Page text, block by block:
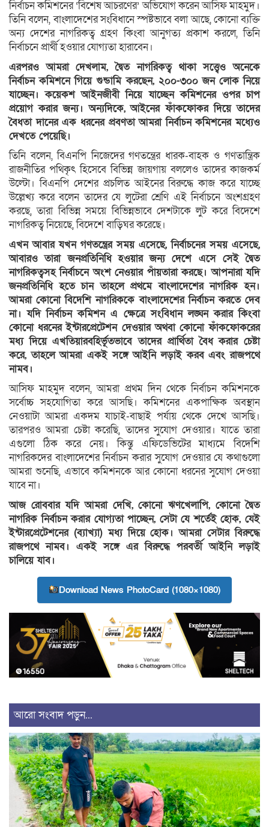
নির্বাচন কমিশনের ‘বিশেষ আচরণের’ অভিযোগ করেন আসিফ মাহমুদ।
তিনি বলেন, বাংলাদেশের সংবিধানে স্পষ্টভাবে বলা আছে, কোনো ব্যক্তি
অন্য দেশের নাগরিকত্ব গ্রহণ কিংবা আনুগত্য প্রকাশ করলে, তিনি
নির্বাচনে প্রার্থী হওয়ার যোগ্যতা হারাবেন।
এরপরও আমরা দেখলাম, দ্বৈত নাগরিকত্ব থাকা সত্ত্বেও অনেকে
নির্বাচন কমিশনে গিয়ে গুন্ডামি করছেন, ২০০-৩০০ জন লোক নিয়ে
যাচ্ছেন। কয়েকশ আইনজীবী নিয়ে যাচ্ছেন কমিশনের ওপর চাপ
প্রয়োগ করার জন্য। অন্যদিকে, আইনের ফাঁকফোকর দিয়ে তাদের
বৈধতা দানের এক ধরনের প্রবণতা আমরা নির্বাচন কমিশনের মধ্যেও
দেখতে পেয়েছি।
তিনি বলেন, বিএনপি নিজেদের গণতন্ত্রের ধারক-বাহক ও গণতান্ত্রিক
রাজনীতির পথিকৃৎ হিসেবে বিভিন্ন জায়গায় বললেও তাদের কাজকর্ম
উল্টো। বিএনপি দেশের প্রচলিত আইনের বিরুদ্ধে কাজ করে যাচ্ছে
উল্লেখ্য করে বলেন তাদের যে লুটেরা শ্রেণি এই নির্বাচনে অংশগ্রহণ
করছে, তারা বিভিন্ন সময়ে বিভিন্নভাবে দেশটাকে লুট করে বিদেশে
নাগরিকত্ব নিয়েছে, বিদেশে বাড়িঘর করেছে।
এখন আবার যখন গণতন্ত্রের সময় এসেছে, নির্বাচনের সময় এসেছে,
আবারও তারা জনপ্রতিনিধি হওয়ার জন্য দেশে এসে সেই দ্বৈত
নাগরিকত্বসহ নির্বাচনে অংশ নেওয়ার পাঁয়তারা করছে। আপনারা যদি
জনপ্রতিনিধি হতে চান তাহলে প্রথমে বাংলাদেশের নাগরিক হন।
আমরা কোনো বিদেশি নাগরিককে বাংলাদেশের নির্বাচন করতে দেব
না। যদি নির্বাচন কমিশন এ ক্ষেত্রে সংবিধান লঙ্ঘন করার কিংবা
কোনো ধরনের ইন্টারপ্রেটেশন দেওয়ার অথবা কোনো ফাঁকফোকরের
মধ্য দিয়ে এখতিয়ারবহির্ভূতভাবে তাদের প্রার্থিতা বৈধ করার চেষ্টা
করে, তাহলে আমরা একই সঙ্গে আইনি লড়াই করব এবং রাজপথে
নামব।
আসিফ মাহমুদ বলেন, আমরা প্রথম দিন থেকে নির্বাচন কমিশনকে
সর্বোচ্চ সহযোগিতা করে আসছি। কমিশনের একপাক্ষিক অবস্থান
নেওয়াটা আমরা একদম যাচাই-বাছাই পর্যায় থেকে দেখে আসছি।
তারপরও আমরা চেষ্টা করেছি, তাদের সুযোগ দেওয়ার। যাতে তারা
এগুলো ঠিক করে নেয়। কিন্তু এফিডেভিটের মাধ্যমে বিদেশি
নাগরিকদের বাংলাদেশের নির্বাচন করার সুযোগ দেওয়ার যে কথাগুলো
আমরা শুনেছি, এভাবে কমিশনকে আর কোনো ধরনের সুযোগ দেওয়া
যাবে না।
আজ রোববার যদি আমরা দেখি, কোনো ঋণখেলাপি, কোনো দ্বৈত
নাগরিক নির্বাচন করার যোগ্যতা পাচ্ছেন, সেটা যে শর্তেই হোক, যেই
ইন্টারপ্রেটেশনের (ব্যাখ্যা) মধ্য দিয়ে হোক। আমরা সেটার বিরুদ্ধে
রাজপথে নামব। একই সঙ্গে এর বিরুদ্ধে পরবর্তী আইনি লড়াই
চালিয়ে যাব।
Download News PhotoCard (1080×1080)
আরো সংবাদ পড়ুন...